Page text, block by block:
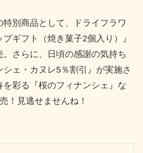
特別商品として、ドライフラワ
ギフト（焼き菓子2個入り）』
。さらに、日頃の感謝の気持ち
ェ・カヌレ5％割引』が実施さ
を彩る『桜のフィナンシェ』な
！見逃せませんね！